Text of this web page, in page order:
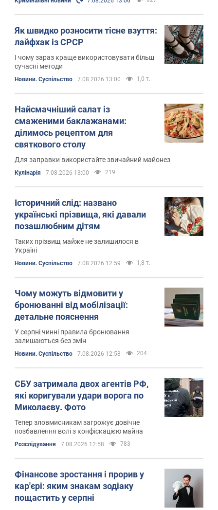
Як швидко розносити тісне взуття:
лайфхак із СРСР
І чому зараз краще використовувати більш
сучасні методи
Новини. Суспільство 7.08.2026 13:00 1,0 т.
Найсмачніший салат із
смаженими баклажанами:
ділимось рецептом для
святкового столу
Для заправки використайте звичайний майонез
Кулінарія 7.08.2026 13:00 219
Історичний слід: названо
українські прізвища, які давали
позашлюбним дітям
Таких прізвищ майже не залишилося в
Україні
Новини. Суспільство 7.08.2026 12:59 1,8 т.
Чому можуть відмовити у
бронюванні від мобілізації:
детальне пояснення
У серпні чинні правила бронювання
залишаються без змін
Новини. Суспільство 7.08.2026 12:58 204
СБУ затримала двох агентів РФ,
які коригували удари ворога по
Миколаєву. Фото
Тепер зловмисникам загрожує довічне
позбавлення волі з конфіскацією майна
Розслідування 7.08.2026 12:58 783
Фінансове зростання і прорив у
кар'єрі: яким знакам зодіаку
пощастить у серпні